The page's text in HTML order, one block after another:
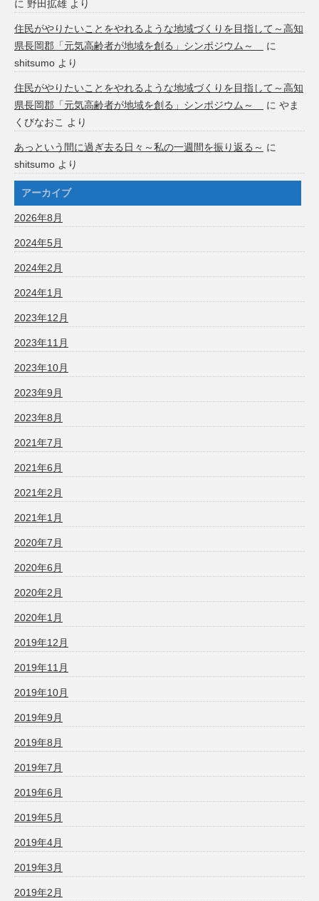
に 野田拡雄 より
住民がやりたいことをやれるような地域づくりを目指して～高知
県長岡郡「元気高齢者が地域を創る」シンポジウム～
に
shitsumo より
住民がやりたいことをやれるような地域づくりを目指して～高知
県長岡郡「元気高齢者が地域を創る」シンポジウム～
に やま
くびなおこ
より
あっという間に過ぎ去る日々～私の一週間を振り返る～ に
shitsumo より
アーカイブ
2026年8月
2024年5月
2024年2月
2024年1月
2023年12月
2023年11月
2023年10月
2023年9月
2023年8月
2021年7月
2021年6月
2021年2月
2021年1月
2020年7月
2020年6月
2020年2月
2020年1月
2019年12月
2019年11月
2019年10月
2019年9月
2019年8月
2019年7月
2019年6月
2019年5月
2019年4月
2019年3月
2019年2月